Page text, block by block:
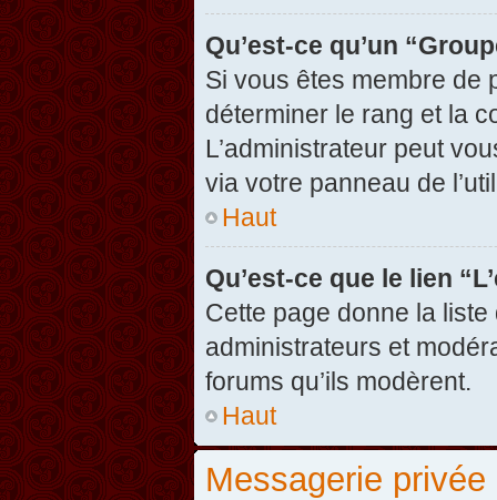
Qu’est-ce qu’un
Si vous êtes membre de
déterminer le rang et la
L’administrateur peut
via votre panneau de
Haut
Qu’est-ce que le lien
Cette page donne la
administrateurs et
forums qu’ils modèrent.
Haut
Messagerie privée